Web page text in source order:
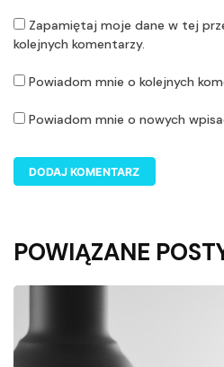
Zapamiętaj moje dane w tej
kolejnych komentarzy.
Powiadom mnie o kolejnych
Powiadom mnie o nowych
POWIĄZANE